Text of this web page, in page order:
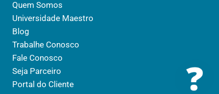
Quem Somos
Universidade Maestro
Blog
Trabalhe Conosco
Fale Conosco
Seja Parceiro
Portal do Cliente